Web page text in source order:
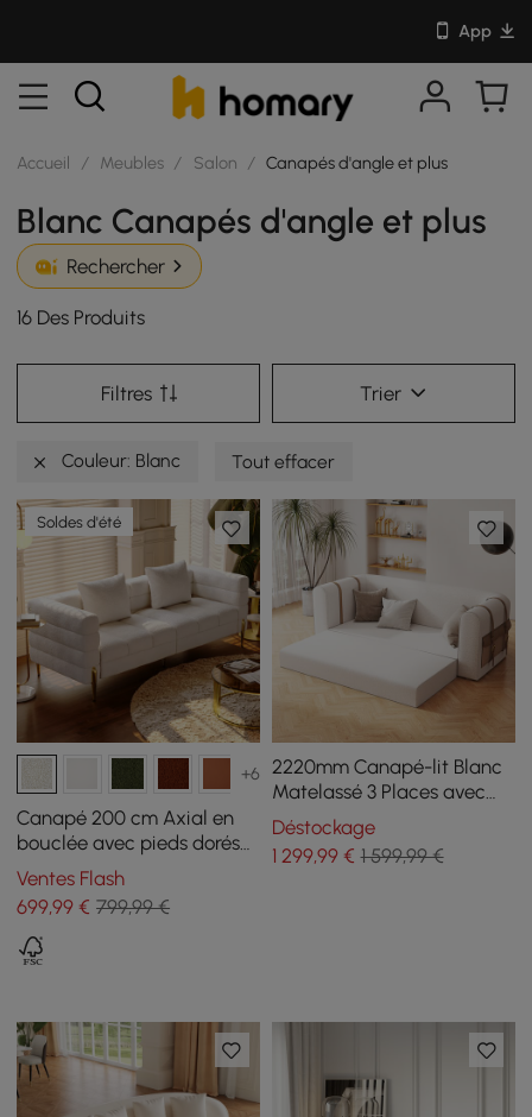
App
Accueil / Meubles / Salon / Canapés d'angle et plus
Blanc Canapés d'angle et plus
Rechercher
16 Des Produits
Filtres Trier
Couleur: Blanc Tout effacer
Soldes d'été
+6
Canapé 200 cm Axial en
bouclée avec pieds dorés
et coussins, Lot de 2
Ventes Flash
699,99 € 799,99 €
2220mm Canapé-lit Blanc
Matelassé 3 Places avec
Rangement Latéral
Moderne
Déstockage
1 299,99€ 1 599,99 €